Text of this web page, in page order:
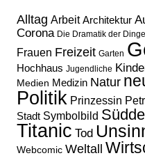
Alltag Arbeit Architektur
Corona Die Dramatik der Dinge
Frauen Freizeit Garten
Hochhaus Jugendliche
Medien Medizin Natur
Politik Prinzessin
Stadt Symbolbild
Titanic Tod
Webcomic Weltall